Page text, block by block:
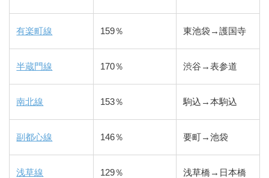
有楽町線 159％ 東池袋→護国寺
半蔵門線 170％ 渋谷→表参道
南北線 153％ 駒込→本駒込
副都心線 146％ 要町→池袋
浅草線 129％ 浅草橋→日本橋